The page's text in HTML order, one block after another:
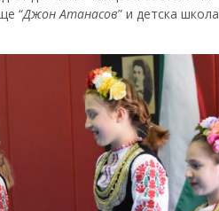
“Джон Атанасов” и детска школа